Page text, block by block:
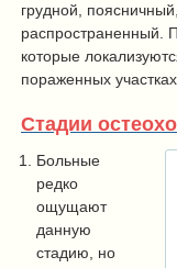
грудной,
распространенный.
которые
пораженных
Стадии
Больные
редко
ощущают
данную
стадию, но